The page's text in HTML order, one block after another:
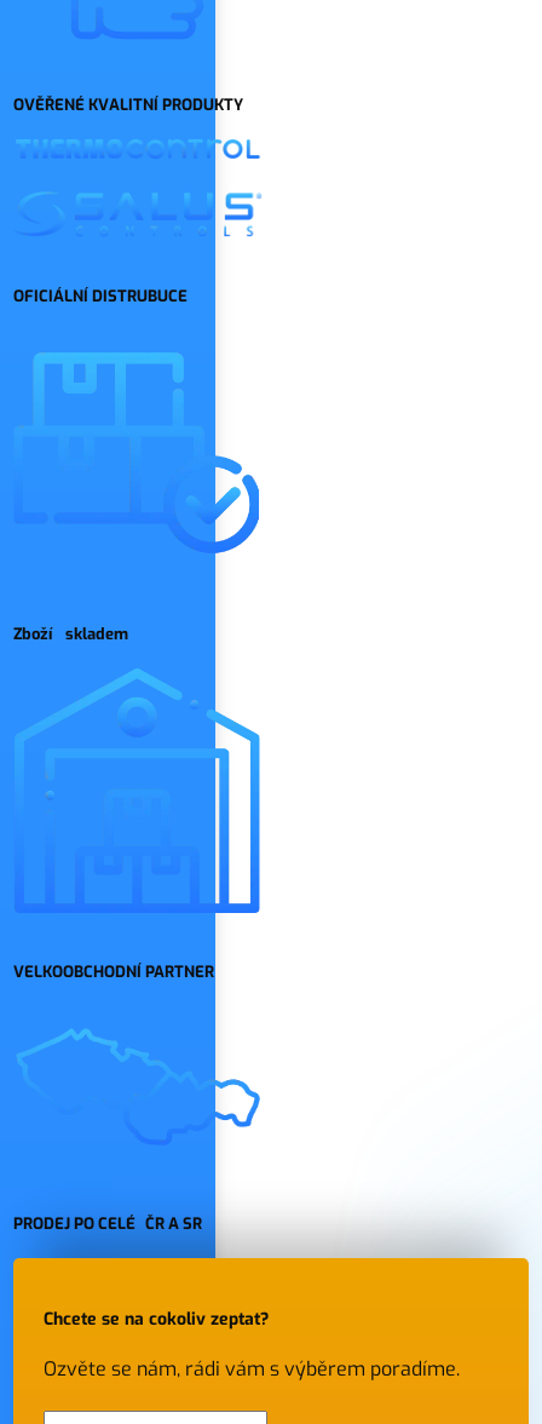
OVĚŘENÉ KVALITNÍ PRODUKTY
OFICIÁLNÍ DISTRUBUCE
Zboží skladem
VELKOOBCHODNÍ PARTNER
PRODEJ PO CELÉ ČR A SR
Chcete se na cokoliv zeptat?
Ozvěte se nám, rádi vám s výběrem poradíme.